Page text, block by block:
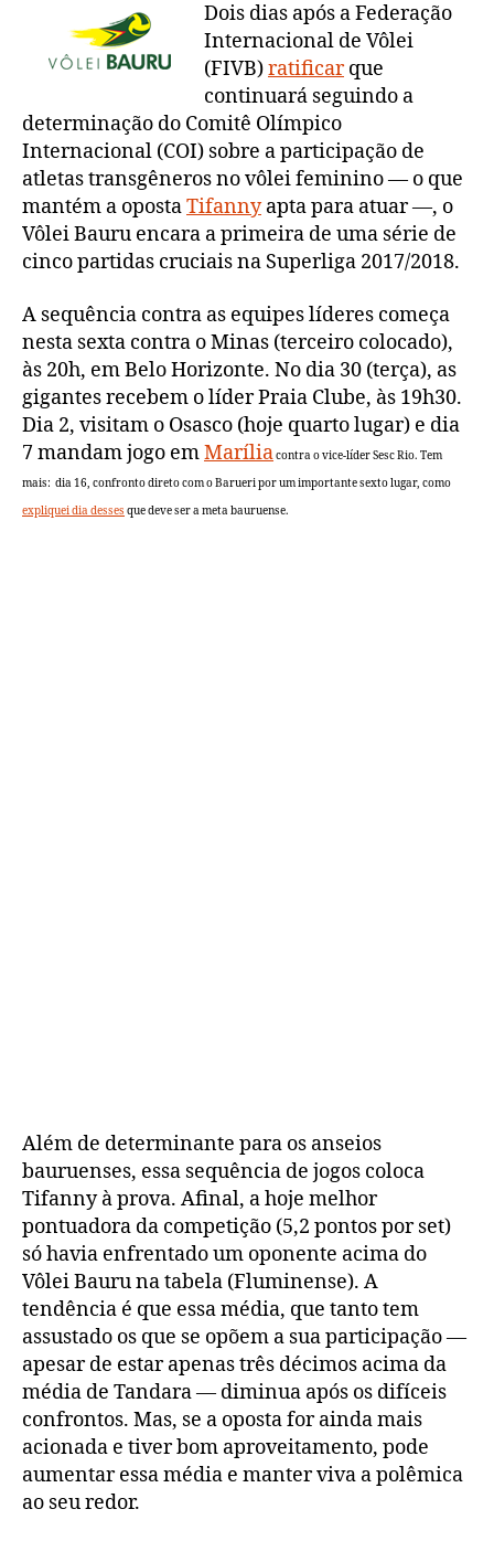
Dois dias após a Federação
Internacional de Vôlei
(FIVB)ratificarque
continuará seguindo a
determinação do Comitê Olímpico
Internacional (COI) sobre a participação de
atletas transgêneros no vôlei feminino — o que
mantém a opostaTifannyapta para atuar —, o
Vôlei Bauru encara a primeira de uma série de
cinco partidas cruciais na Superliga 2017/2018.
A sequência contra as equipes líderes começa
nesta sexta contra o Minas (terceiro colocado),
às 20h, em Belo Horizonte. No dia 30 (terça), as
gigantes recebem o líder Praia Clube, às 19h30.
Dia 2, visitam o Osasco (hoje quarto lugar) e dia
7 mandam jogo emMaríliacontra o vice-líder Sesc Rio. Tem
mais: dia 16, confronto direto com o Barueri por um importante sexto lugar, como
expliquei dia desses que deve ser a meta bauruense.
Além de determinante para os anseios
bauruenses, essa sequência de jogos coloca
Tifanny à prova. Afinal, a hoje melhor
pontuadora da competição (5,2 pontos por set)
só havia enfrentado um oponente acima do
Vôlei Bauru na tabela (Fluminense). A
tendência é que essa média, que tanto tem
assustado os que se opõem a sua participação —
apesar de estar apenas três décimos acima da
média de Tandara — diminua após os difíceis
confrontos. Mas, se a oposta for ainda mais
acionada e tiver bom aproveitamento, pode
aumentar essa média e manter viva a polêmica
ao seu redor.